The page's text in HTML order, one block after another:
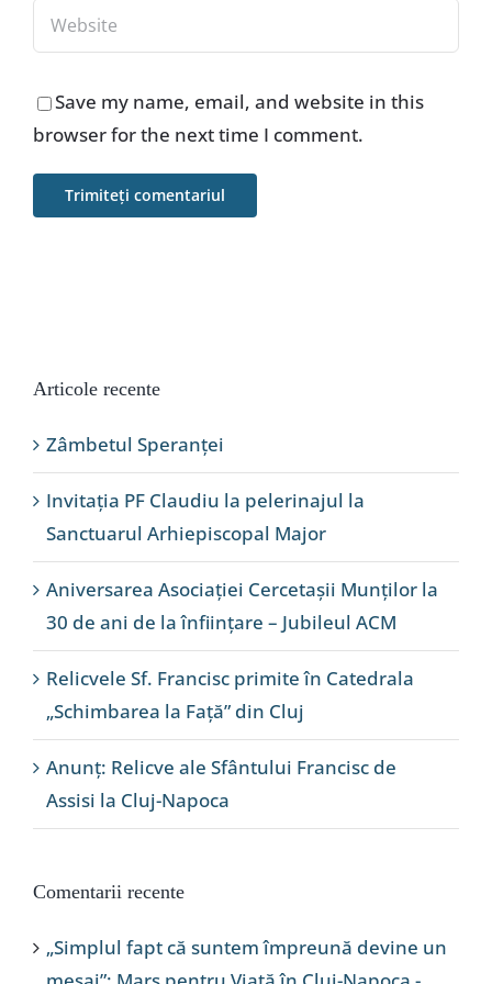
Save my name, email, and website in this
browser for the next time I comment.
Articole recente
Zâmbetul Speranței
Invitația PF Claudiu la pelerinajul la
Sanctuarul Arhiepiscopal Major
Aniversarea Asociației Cercetașii Munților la
30 de ani de la înființare – Jubileul ACM
Relicvele Sf. Francisc primite în Catedrala
„Schimbarea la Față” din Cluj
Anunț: Relicve ale Sfântului Francisc de
Assisi la Cluj-Napoca
Comentarii recente
„Simplul fapt că suntem împreună devine un